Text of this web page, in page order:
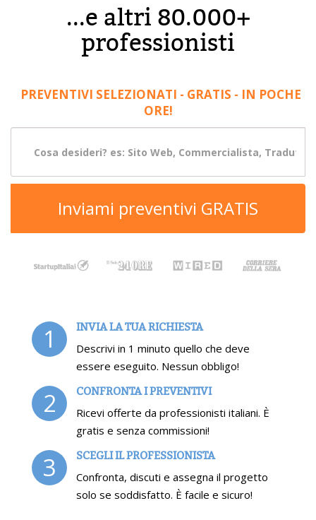
...e altri 80.000+
professionisti
PREVENTIVI SELEZIONATI - GRATIS - IN POCHE
ORE!
Inviami preventivi GRATIS
1 INVIA LA TUA RICHIESTA
Descrivi in 1 minuto quello che deve
essere eseguito. Nessun obbligo!
2 CONFRONTA I PREVENTIVI
Ricevi offerte da professionisti italiani. È
gratis e senza commissioni!
3 SCEGLI IL PROFESSIONISTA
Confronta, discuti e assegna il progetto
solo se soddisfatto. È facile e sicuro!